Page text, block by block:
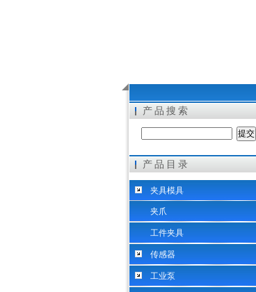
希而科工业控制设备（上海）有限公司
产品搜索
产品目录
夹具模具
夹爪
工件夹具
传感器
工业泵